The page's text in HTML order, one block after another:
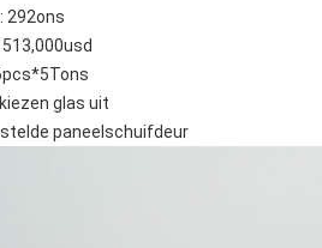
292ons
glas uit
paneelschuifdeur